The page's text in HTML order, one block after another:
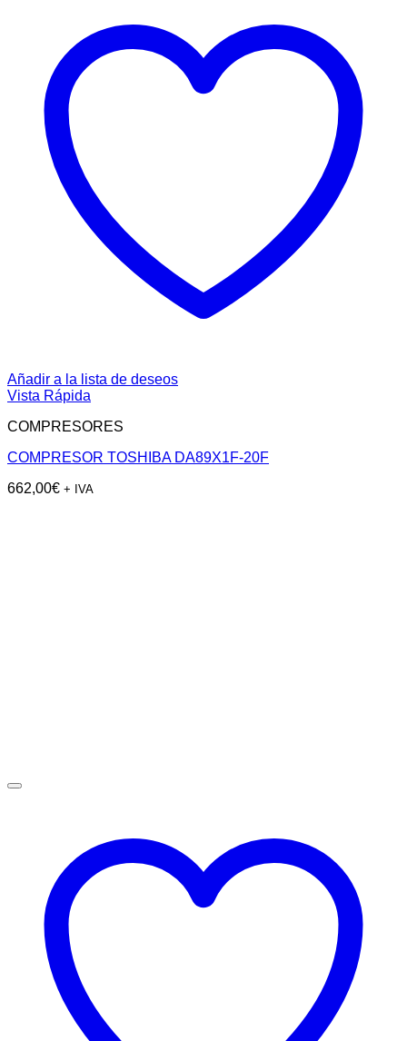
Añadir a la lista de deseos
Vista Rápida
COMPRESORES
COMPRESOR TOSHIBA DA89X1F-20F
662,00€ + IVA